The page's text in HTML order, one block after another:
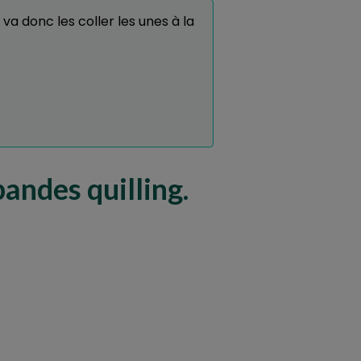
donc les coller les unes à la
quilling.